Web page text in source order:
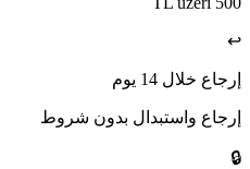
↩️
إرجاع خلال 14 يوم
إرجاع واستبدال بدون شروط
🔒